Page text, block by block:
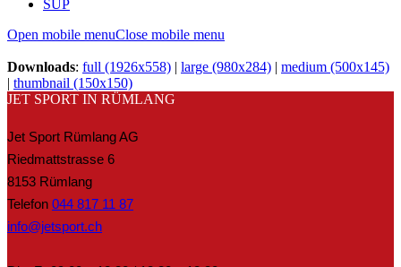
SUP
Open mobile menuClose mobile menu
Downloads: full (1926x558) | large (980x284) | medium (500x145)
| thumbnail (150x150)
JET SPORT IN RÜMLANG
Jet Sport Rümlang AG
Riedmattstrasse 6
8153 Rümlang
Telefon 044 817 11 87
info@jetsport.ch